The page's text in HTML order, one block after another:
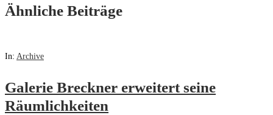
Ähnliche Beiträge
In: Archive
Galerie Breckner erweitert seine
Räumlichkeiten